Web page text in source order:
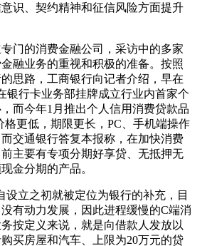
识、契约精神和征信风险方面提升
的消费金融公司，采访中的多家
融业务的重视和积极的准备。按照
思路，工商银行向记者介绍，早在
银行卡业务部挂牌成立行业内首家个
而今年1月推出个人信用消费贷款品
格更低，期限更长，PC、手机端操作
交通银行答复本报称，在加快消费
主要有专项分期好享贷、无抵押无
金分期的产品。
立之初就被定位为银行的补充，目
有动力发展，因此进程缓慢的C端消
按定义来说，就是向借款人发放以
买房屋和汽车、上限为20万元的贷